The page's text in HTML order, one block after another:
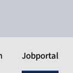
Jobportal